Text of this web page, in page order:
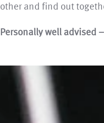
other and find out
Personally well advised